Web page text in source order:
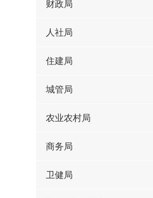
财政局
人社局
住建局
城管局
农业农村局
商务局
卫健局